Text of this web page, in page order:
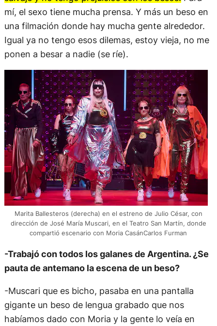
mí, el sexo tiene mucha prensa. Y más un beso en
una filmación donde hay mucha gente alrededor.
Igual ya no tengo esos dilemas, estoy vieja, no me
ponen a besar a nadie (se ríe).
Marita Ballesteros (derecha) en el estreno de Julio César, con
dirección de José María Muscari, en el Teatro San Martín, donde
compartió escenario con Moria CasánCarlos Furman
-Trabajó con todos los galanes de Argentina. ¿Se
pauta de antemano la escena de un beso?
-Muscari que es bicho, pasaba en una pantalla
gigante un beso de lengua grabado que nos
habíamos dado con Moria y la gente lo veía en